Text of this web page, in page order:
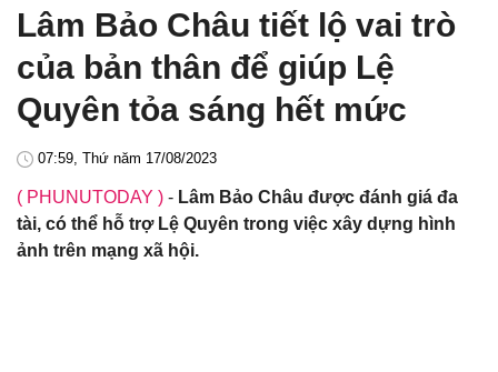
Lâm Bảo Châu tiết lộ vai trò
của bản thân để giúp Lệ
Quyên tỏa sáng hết mức
07:59, Thứ năm 17/08/2023
( PHUNUTODAY ) - Lâm Bảo Châu được đánh giá đa
tài, có thể hỗ trợ Lệ Quyên trong việc xây dựng hình
ảnh trên mạng xã hội.